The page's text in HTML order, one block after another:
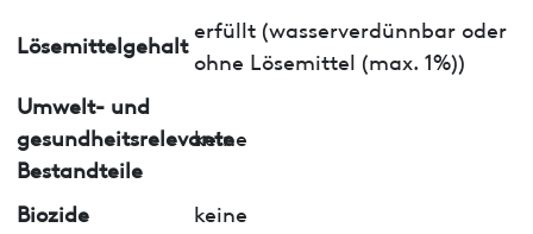
Lösemittelgehalt
erfüllt (wasserverdünnbar oder
ohne Lösemittel (max. 1%))
Umwelt- und
gesundheitsrelevante
Bestandteile
keine
Biozide
keine